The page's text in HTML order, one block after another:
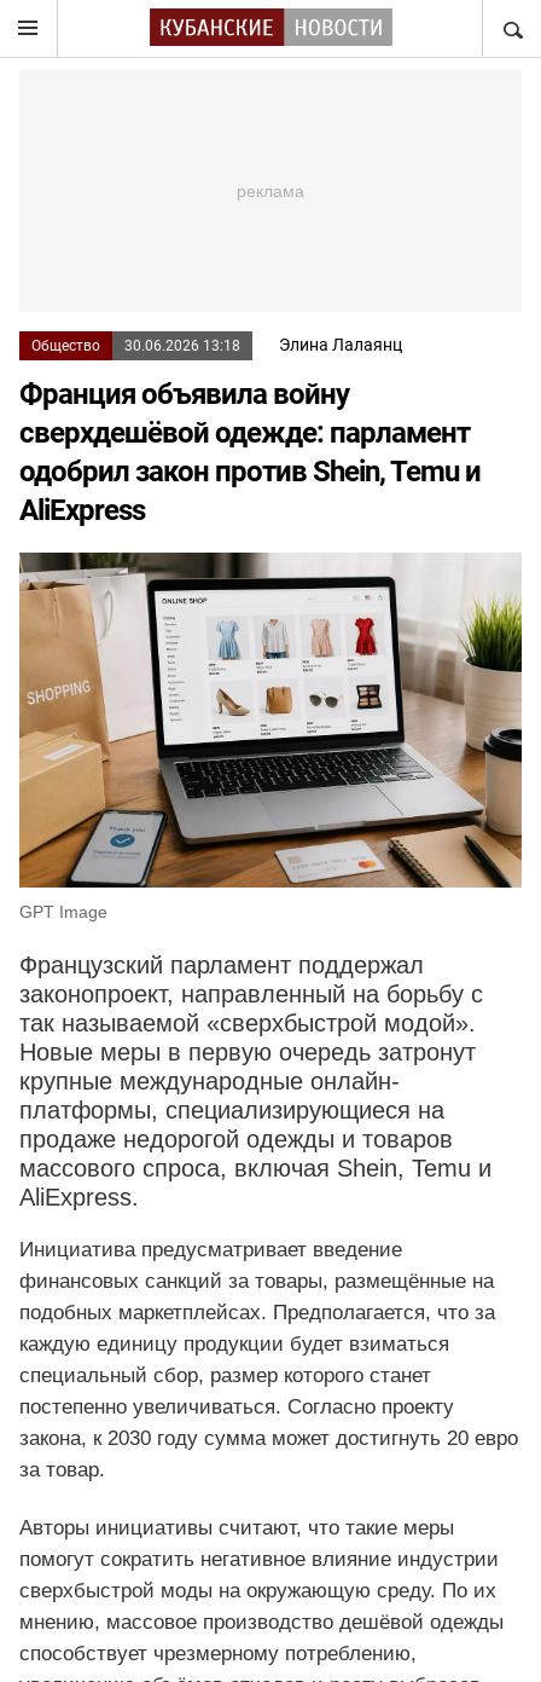
Общество 30.06.2026 13:18 Элина Лалаянц
Франция объявила войну
сверхдешёвой одежде: парламент
одобрил закон против Shein, Temu и
AliExpress
GPT Image
Французский парламент поддержал
законопроект, направленный на борьбу с
так называемой «сверхбыстрой модой».
Новые меры в первую очередь затронут
крупные международные онлайн-
платформы, специализирующиеся на
продаже недорогой одежды и товаров
массового спроса, включая Shein, Temu и
AliExpress.
Инициатива предусматривает введение
финансовых санкций за товары, размещённые на
подобных маркетплейсах. Предполагается, что за
каждую единицу продукции будет взиматься
специальный сбор, размер которого станет
постепенно увеличиваться. Согласно проекту
закона, к 2030 году сумма может достигнуть 20 евро
за товар.
Авторы инициативы считают, что такие меры
помогут сократить негативное влияние индустрии
сверхбыстрой моды на окружающую среду. По их
мнению, массовое производство дешёвой одежды
способствует чрезмерному потреблению,